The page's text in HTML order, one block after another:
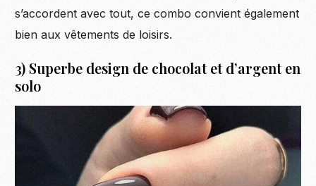
s’accordent avec tout, ce combo convient également
bien aux vêtements de loisirs.
3) Superbe design de chocolat et d’argent en
solo